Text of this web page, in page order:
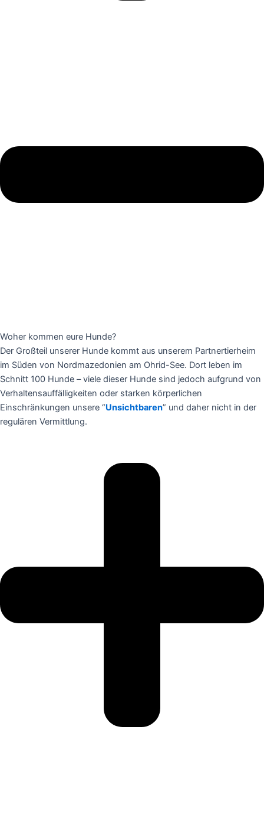
Woher kommen eure Hunde?
Der Großteil unserer Hunde kommt aus unserem Partnertierheim
im Süden von Nordmazedonien am Ohrid-See. Dort leben im
Schnitt 100 Hunde – viele dieser Hunde sind jedoch aufgrund von
Verhaltensauffälligkeiten oder starken körperlichen
Einschränkungen unsere “Unsichtbaren” und daher nicht in der
regulären Vermittlung.